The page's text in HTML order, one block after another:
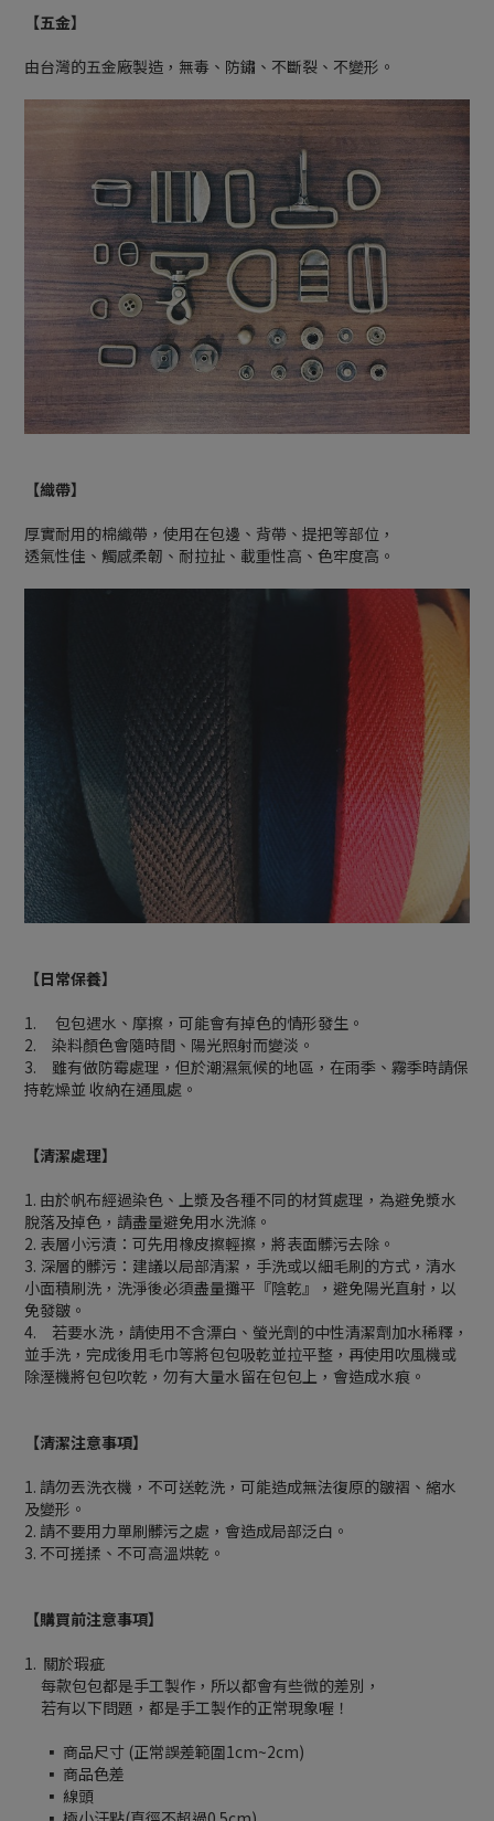
【五金】
由台灣的五金廠製造，無毒、防鏽、不斷裂、不變形。
【織帶】
厚實耐用的棉織帶，使用在包邊、背帶、提把等部位，
透氣性佳、觸感柔韌、耐拉扯、載重性高、色牢度高。
【日常保養】
1. 包包遇水、摩擦，可能會有掉色的情形發生。
2. 染料顏色會隨時間、陽光照射而變淡。
3. 雖有做防霉處理，但於潮濕氣候的地區，在雨季、霧季時請保
持乾燥並 收納在通風處。
【清潔處理】
1. 由於帆布經過染色、上漿及各種不同的材質處理，為避免漿水
脫落及掉色，請盡量避免用水洗滌。
2. 表層小污漬：可先用橡皮擦輕擦，將表面髒污去除。
3. 深層的髒污：建議以局部清潔，手洗或以細毛刷的方式，清水
小面積刷洗，洗淨後必須盡量攤平『陰乾』，避免陽光直射，以
免發皺。
4. 若要水洗，請使用不含漂白、螢光劑的中性清潔劑加水稀釋，
並手洗，完成後用毛巾等將包包吸乾並拉平整，再使用吹風機或
除溼機將包包吹乾，勿有大量水留在包包上，會造成水痕。
【清潔注意事項】
1. 請勿丟洗衣機，不可送乾洗，可能造成無法復原的皺褶、縮水
及變形。
2. 請不要用力單刷髒污之處，會造成局部泛白。
3. 不可搓揉、不可高溫烘乾。
【購買前注意事項】
1. 關於瑕疵
每款包包都是手工製作，所以都會有些微的差別，
若有以下問題，都是手工製作的正常現象喔！
▪ 商品尺寸 (正常誤差範圍1cm~2cm)
▪ 商品色差
▪ 線頭